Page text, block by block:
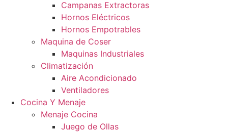
Campanas Extractoras
Hornos Eléctricos
Hornos Empotrables
Maquina de Coser
Maquinas Industriales
Climatización
Aire Acondicionado
Ventiladores
Cocina Y Menaje
Menaje Cocina
Juego de Ollas